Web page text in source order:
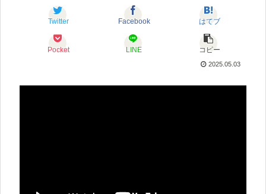
Twitter Facebook はてブ
Pocket LINE コピー
2025.05.03